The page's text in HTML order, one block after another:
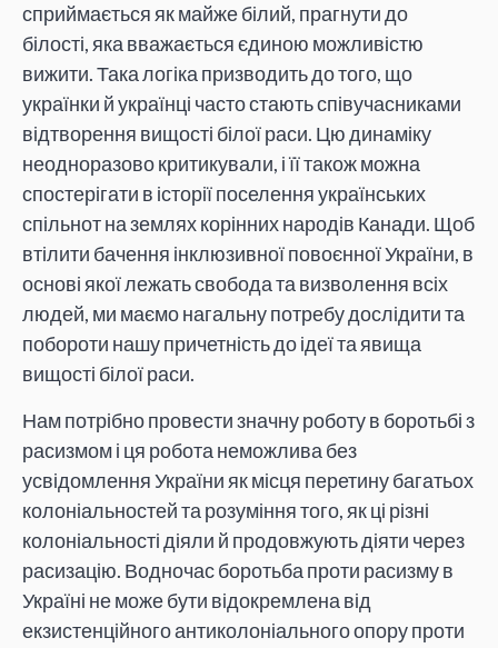
сприймається як майже білий, прагнути до
білості, яка вважається єдиною можливістю
вижити. Така логіка призводить до того, що
українки й українці часто стають співучасниками
відтворення вищості білої раси. Цю динаміку
неодноразово критикували, і її також можна
спостерігати в історії поселення українських
спільнот на землях корінних народів Канади. Щоб
втілити бачення інклюзивної повоєнної України, в
основі якої лежать свобода та визволення всіх
людей, ми маємо нагальну потребу дослідити та
побороти нашу причетність до ідеї та явища
вищості білої раси.
Нам потрібно провести значну роботу в боротьбі з
расизмом і ця робота неможлива без
усвідомлення України як місця перетину багатьох
колоніальностей та розуміння того, як ці різні
колоніальності діяли й продовжують діяти через
расизацію. Водночас боротьба проти расизму в
Україні не може бути відокремлена від
екзистенційного антиколоніального опору проти